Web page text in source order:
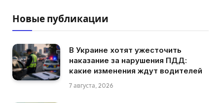
Новые публикации
В Украине хотят ужесточить
наказание за нарушения ПДД:
какие изменения ждут водителей
7 августа, 2026